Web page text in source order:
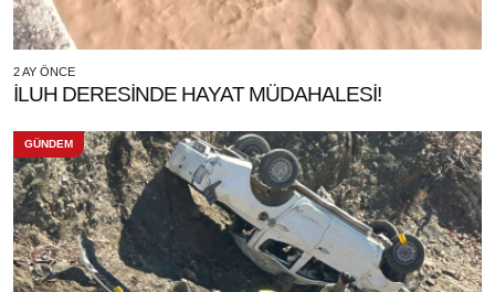
2 AY ÖNCE
İLUH DERESİNDE HAYAT MÜDAHALESİ!
GÜNDEM